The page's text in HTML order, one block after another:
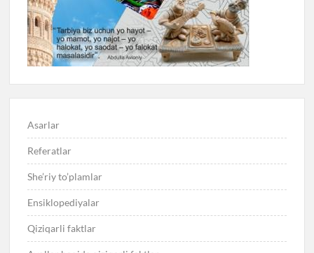
Asarlar
Referatlar
She’riy to’plamlar
Ensiklopediyalar
Qiziqarli faktlar